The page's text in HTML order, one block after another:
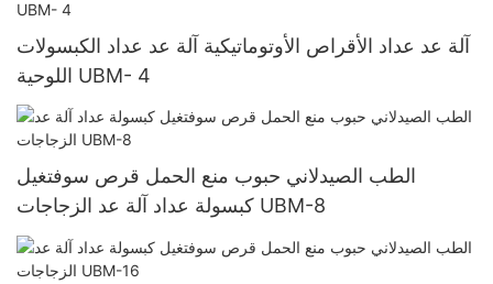
آلة عد عداد الأقراص الأوتوماتيكية آلة عد عداد الكبسولات
اللوحية UBM- 4
الطب الصيدلاني حبوب منع الحمل قرص سوفتغيل
كبسولة عداد آلة عد الزجاجات UBM-8